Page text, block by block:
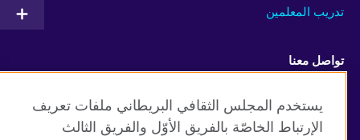
تدريب المعلمين
تواصل معنا
Facebook Twitter
Vimeo TikTok
يستخدم المجلس الثقافي البريطاني ملفات تعريف
الإرتباط الخاصّة بالفريق الأوّل والفريق الثالث